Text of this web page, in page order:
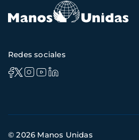
Redes sociales
de
© 2026 Manos Unidas